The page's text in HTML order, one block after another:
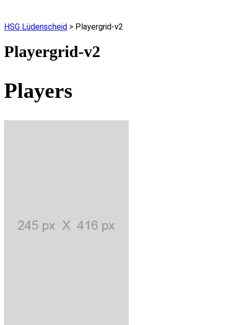
HSG Lüdenscheid > Playergrid-v2
Playergrid-v2
Players